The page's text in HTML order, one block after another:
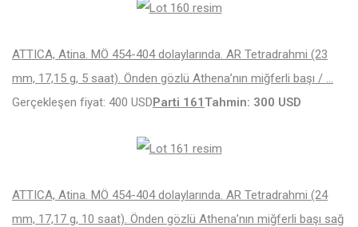
ATTICA, Atina. MÖ 454-404 dolaylarında. AR Tetradrahmi (23
mm, 17,15 g, 5 saat). Önden gözlü Athena’nın miğferli başı / …
Gerçekleşen fiyat: 400 USDParti 161Tahmin: 300 USD
ATTICA, Atina. MÖ 454-404 dolaylarında. AR Tetradrahmi (24
mm, 17,17 g, 10 saat). Önden gözlü Athena’nın miğferli başı sağ